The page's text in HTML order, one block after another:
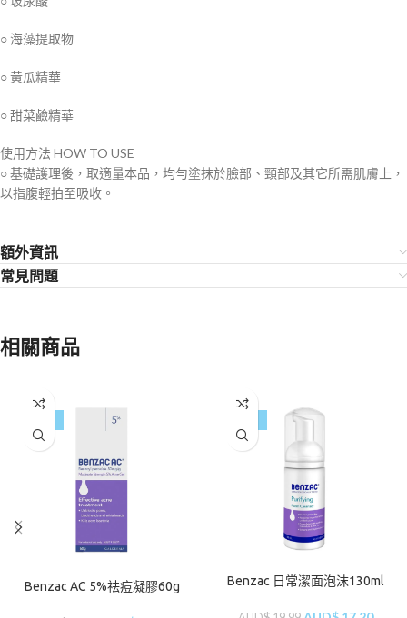
○ 海藻提取物
○ 黃瓜精華
○ 甜菜鹼精華
使用方法 HOW TO USE
○ 基礎護理後，取適量本品，均勻塗抹於臉部、頸部及其它所需肌膚上，
以指腹輕拍至吸收。
額外資訊
常見問題
相關商品
Benzac AC 5%祛痘凝膠60g Benzac 日常潔面泡沫130ml